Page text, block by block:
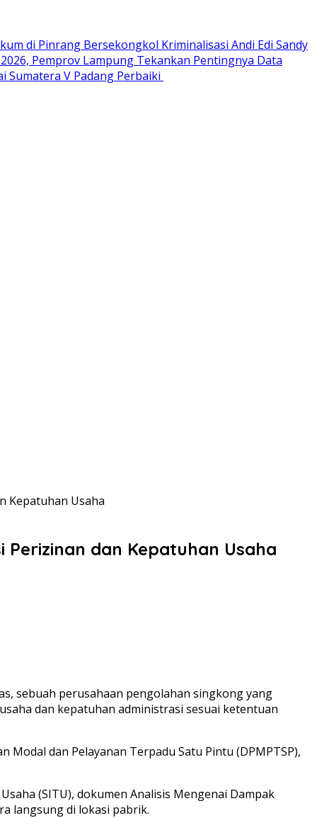
di Pinrang Bersekongkol Kriminalisasi Andi Edi Sandy
Pemprov Lampung Tekankan Pentingnya Data
Sumatera V Padang Perbaiki
Kepatuhan Usaha
dan Kepatuhan Usaha
sebuah perusahaan pengolahan singkong yang
dan kepatuhan administrasi sesuai ketentuan
dan Pelayanan Terpadu Satu Pintu (DPMPTSP),
(SITU), dokumen Analisis Mengenai Dampak
langsung di lokasi pabrik.